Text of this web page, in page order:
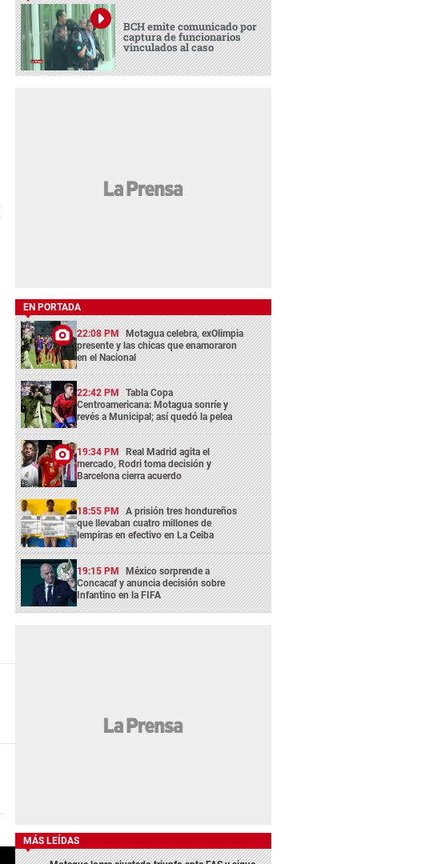
BCH emite comunicado por
captura de funcionarios
vinculados al caso
EN PORTADA
22:08 PM Motagua celebra, exOlimpia
presente y las chicas que enamoraron
en el Nacional
22:42 PM Tabla Copa
Centroamericana: Motagua sonríe y
revés a Municipal; así quedó la pelea
19:34 PM Real Madrid agita el
mercado, Rodri toma decisión y
Barcelona cierra acuerdo
18:55 PM A prisión tres hondureños
que llevaban cuatro millones de
lempiras en efectivo en La Ceiba
19:15 PM México sorprende a
Concacaf y anuncia decisión sobre
Infantino en la FIFA
MÁS LEÍDAS